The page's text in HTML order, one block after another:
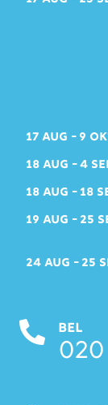
17 AUG 9
18 AUG 4
18 AUG 18
19 AUG 25
24 AUG 25
BEL